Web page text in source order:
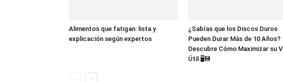
Alimentos que fatigan: lista y
explicación según expertos
¿Sabías que los Discos Duros
Pueden Durar Más de 10 Años?
Descubre Cómo Maximizar su
Útil 🖥️💾